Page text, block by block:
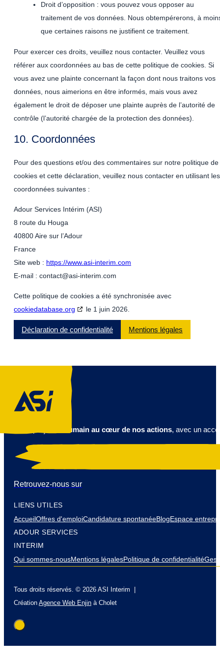
Droit d’opposition : vous pouvez vous opposer au
traitement de vos données. Nous obtempérerons, à
que certaines raisons ne justifient ce traitement.
Pour exercer ces droits, veuillez nous contacter. Veuillez vous
référer aux coordonnées au bas de cette politique de cookies. Si
vous avez une plainte concernant la façon dont nous traitons vos
données, nous aimerions en être informés, mais vous avez
également le droit de déposer une plainte auprès de l’autorité de
contrôle (l’autorité chargée de la protection des données).
10. Coordonnées
Pour des questions et/ou des commentaires sur notre politique de
cookies et cette déclaration, veuillez nous contacter en utilisant les
coordonnées suivantes :
Adour Services Intérim (ASI)
8 route du Houga
40800 Aire sur l’Adour
France
Site web : https://www.asi-interim.com
E-mail : contact@asi-interim.com
Cette politique de cookies a été synchronisée avec
cookiedatabase.org
le 1 juin 2026.
Déclaration de confidentialité Mentions légales
l’humain au cœur de nos actions, avec un
Retrouvez-nous sur
LIENS UTILES
AccueilOffres d'emploiCandidature spontanéeBlogEspace
ADOUR SERVICES
INTERIM
Qui sommes-nousMentions légalesPolitique de confidentialité
Tous droits réservés. © 2026 ASI Interim |
CréationAgence Web Enjin à Cholet